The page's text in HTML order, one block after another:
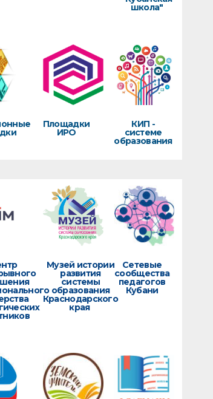
школа"
Площадки
ИРО
КИП -
системе
образования
Музей истории
развития
системы
образования
Краснодарского
края
Сетевые
сообщества
педагогов
Кубани